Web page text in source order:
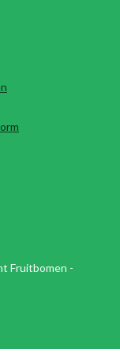
Fruitbomen -